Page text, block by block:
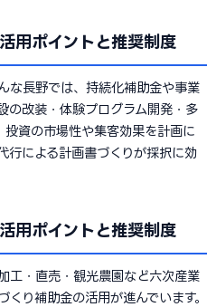
用ポイントと推奨制度
な長野では、持続化補助金や事業
の改装・体験プログラム開発・多
投資の市場性や集客効果を計画に
行による計画書づくりが採択に効
用ポイントと推奨制度
工・直売・観光農園など六次産業
り補助金の活用が進んでいます。